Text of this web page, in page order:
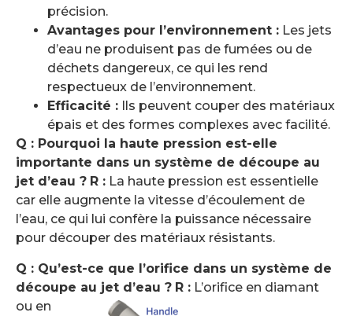
précision.
Avantages pour l’environnement : Les jets
d’eau ne produisent pas de fumées ou de
déchets dangereux, ce qui les rend
respectueux de l’environnement.
Efficacité : Ils peuvent couper des matériaux
épais et des formes complexes avec facilité.
Q : Pourquoi la haute pression est-elle
importante dans un système de découpe au
jet d’eau ? R : La haute pression est essentielle
car elle augmente la vitesse d’écoulement de
l’eau, ce qui lui confère la puissance nécessaire
pour découper des matériaux résistants.
Q : Qu’est-ce que l’orifice dans un système de
découpe au jet d’eau ? R : L’orifice en diamant
ou en